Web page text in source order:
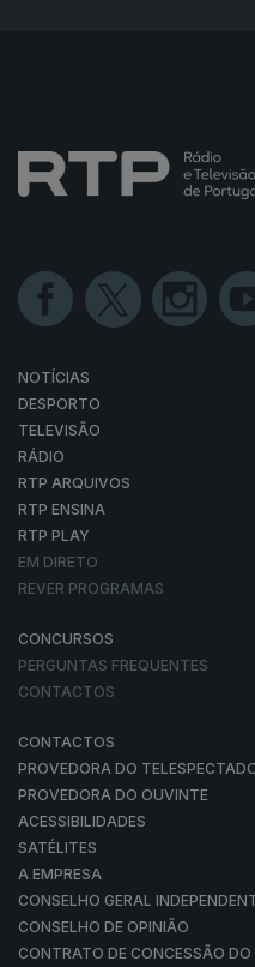
NOTÍCIAS
DESPORTO
TELEVISÃO
RÁDIO
RTP ARQUIVOS
RTP ENSINA
RTP PLAY
EM DIRETO
REVER PROGRAMAS
CONCURSOS
PERGUNTAS FREQUENTES
CONTACTOS
CONTACTOS
PROVEDORA DO
PROVEDORA DO OUVINTE
ACESSIBILIDADES
SATÉLITES
A EMPRESA
CONSELHO GERAL
CONSELHO DE OPINIÃO
CONTRATO DE CONCESSÃO